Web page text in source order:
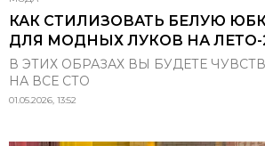
КАК СТИЛИЗОВАТЬ БЕЛУЮ
ДЛЯ МОДНЫХ ЛУКОВ НА ЛЕТО-
В ЭТИХ ОБРАЗАХ ВЫ БУДЕТЕ
НА ВСЕ СТО
01.05.2026, 13:52